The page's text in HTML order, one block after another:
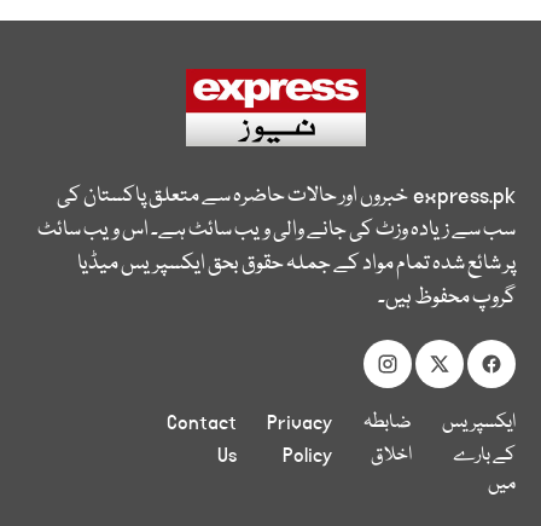
express.pkخبروں اور حالات حاضرہ سے متعلق پاکستان کی
سب سے زیادہ وزٹ کی جانے والی ویب سائٹ ہے۔ اس ویب سائٹ
پر شائع شدہ تمام مواد کے جملہ حقوق بحق ایکسپریس میڈیا
گروپ محفوظ ہیں۔
ایکسپریس
کے بارے
میں
ضابطہ
اخلاق
Privacy
Policy
Contact
Us